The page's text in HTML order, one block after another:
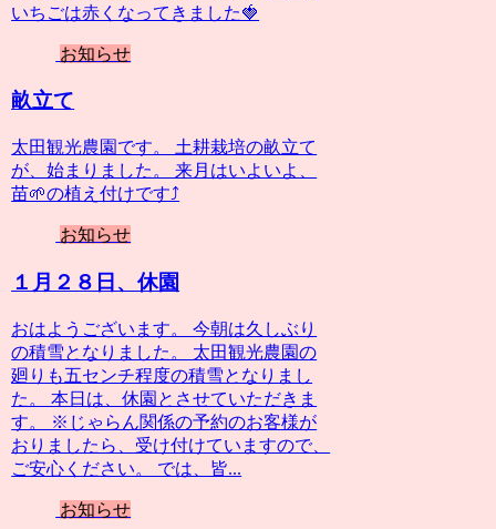
いちごは赤くなってきました🍓
お知らせ
畝立て
太田観光農園です。 土耕栽培の畝立て
が、始まりました。 来月はいよいよ、
苗🌱の植え付けです⤴️
お知らせ
１月２８日、休園
おはようございます。 今朝は久しぶり
の積雪となりました。 太田観光農園の
廻りも五センチ程度の積雪となりまし
た。 本日は、休園とさせていただきま
す。 ※じゃらん関係の予約のお客様が
おりましたら、受け付けていますので、
ご安心ください。 では、皆...
お知らせ